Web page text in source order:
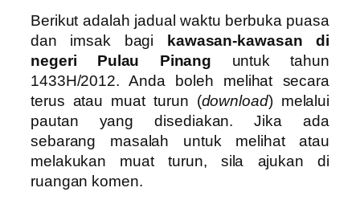
Berikut adalah jadual waktu berbuka puasa
dan imsak bagi
kawasan-kawasan di
negeri Pulau Pinang untuk tahun
1433H/2012. Anda boleh melihat secara
terus atau muat turun (download) melalui
pautan yang disediakan. Jika ada
sebarang masalah untuk melihat atau
melakukan muat turun, sila ajukan di
ruangan komen.